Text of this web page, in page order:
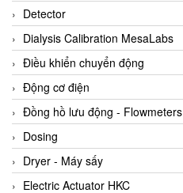
Altech
Amarillo Gear
Ametek
AMPTRON Vietnam
AND Vietnam
ANDERSON-NEGELE
ANDILOG Technologies Vietnam
Anritsu
Detector
Dialysis Calibration MesaLabs
Điều khiển chuyển động
Động cơ điện
Đồng hồ lưu động - Flowmeters
Dosing
Dryer - Máy sấy
Electric Actuator HKC